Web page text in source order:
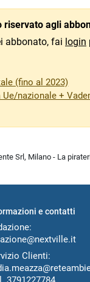
riservato agli
abbonato, fai login
(fino al 2023)
nazionale +
Srl, Milano - La
e contatti
Clienti: